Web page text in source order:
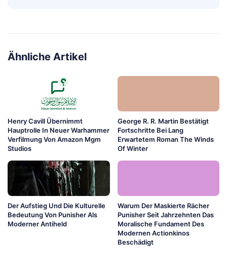
Ähnliche Artikel
Henry Cavill Übernimmt
Hauptrolle In Neuer Warhammer
Verfilmung Von Amazon Mgm
Studios
George R. R. Martin Bestätigt
Fortschritte Bei Lang
Erwartetem Roman The Winds
Of Winter
Der Aufstieg Und Die Kulturelle
Bedeutung Von Punisher Als
Moderner Antiheld
Warum Der Maskierte Rächer
Punisher Seit Jahrzehnten Das
Moralische Fundament Des
Modernen Actionkinos
Beschädigt